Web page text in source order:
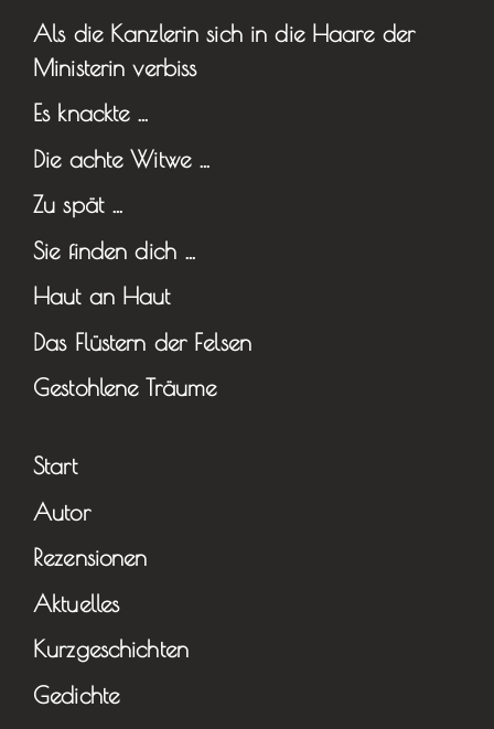
Als die Kanzlerin sich in die Haare der
Ministerin verbiss
Es knackte …
Die achte Witwe …
Zu spät …
Sie finden dich …
Haut an Haut
Das Flüstern der Felsen
Gestohlene Träume
Start
Autor
Rezensionen
Aktuelles
Kurzgeschichten
Gedichte